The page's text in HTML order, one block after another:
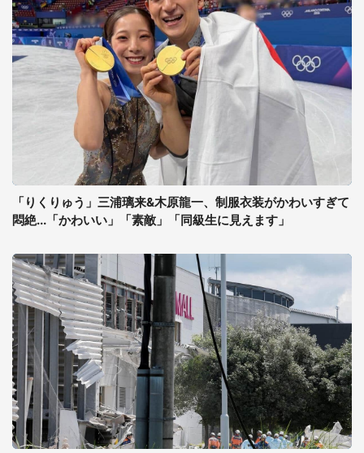
「りくりゅう」三浦璃来&木原龍一、制服衣装がかわいすぎて
悶絶...「かわいい」「素敵」「同級生に見えます」